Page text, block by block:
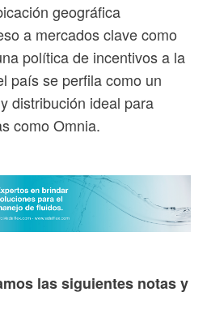
geográfica
a mercados clave como
política de incentivos a la
país se perfila como un
distribución ideal para
como Omnia.
las siguientes notas y